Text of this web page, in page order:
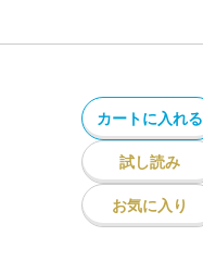
カートに入れる
試し読み
お気に入り